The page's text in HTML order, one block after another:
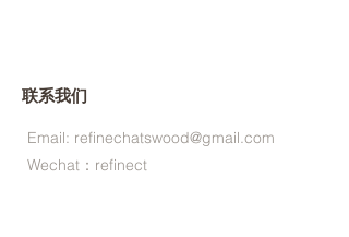
联系我们
Email: refinechatswood@gmail.com
Wechat：refinect